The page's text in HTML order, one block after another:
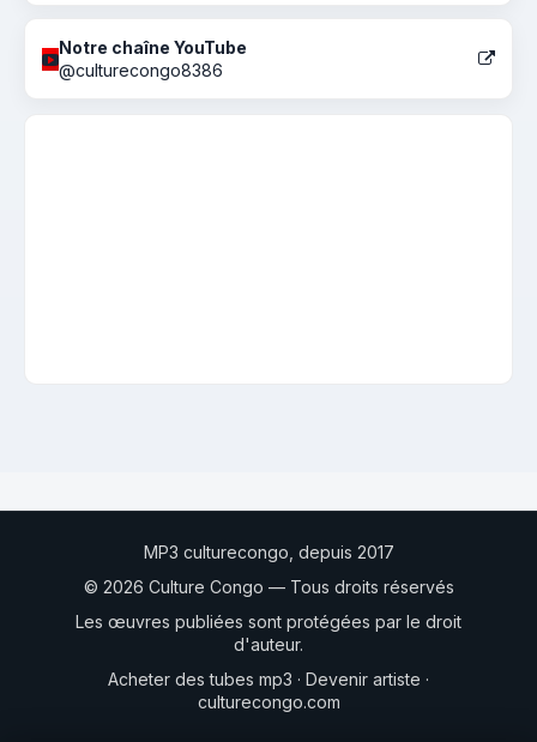
Notre chaîne YouTube
@culturecongo8386
MP3 culturecongo, depuis 2017
© 2026 Culture Congo — Tous droits réservés
Les œuvres publiées sont protégées par le droit
d'auteur.
Acheter des tubes mp3 · Devenir artiste ·
culturecongo.com